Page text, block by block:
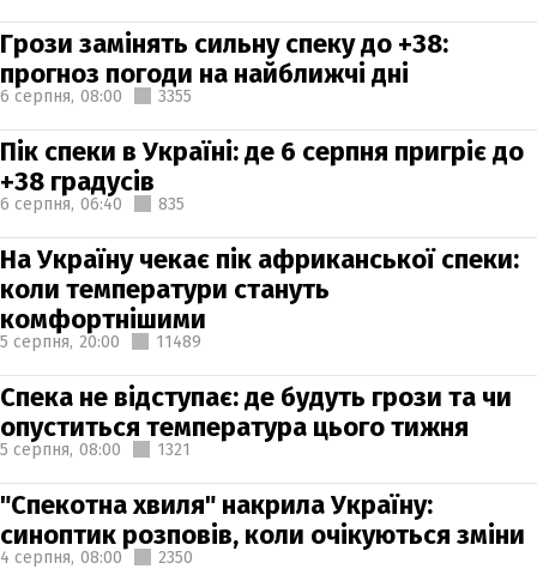
Грози замінять сильну спеку до +38:
прогноз погоди на найближчі дні
6 серпня, 08:00 3355
Пік спеки в Україні: де 6 серпня пригріє до
+38 градусів
6 серпня, 06:40 835
На Україну чекає пік африканської спеки:
коли температури стануть
комфортнішими
5 серпня, 20:00 11489
Спека не відступає: де будуть грози та чи
опуститься температура цього тижня
5 серпня, 08:00 1321
"Спекотна хвиля" накрила Україну:
синоптик розповів, коли очікуються зміни
4 серпня, 08:00 2350